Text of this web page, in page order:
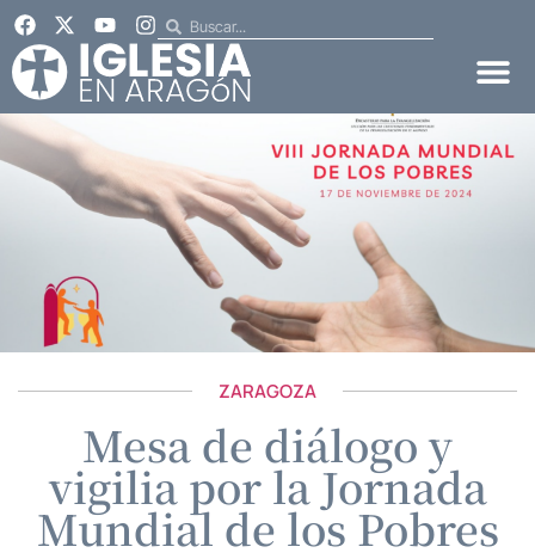
ZARAGOZA
Mesa de diálogo y
vigilia por la Jornada
Mundial de los Pobres